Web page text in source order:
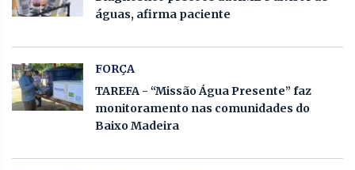
águas, afirma paciente
FORÇA
TAREFA - “Missão Água Presente” faz
monitoramento nas comunidades do
Baixo Madeira